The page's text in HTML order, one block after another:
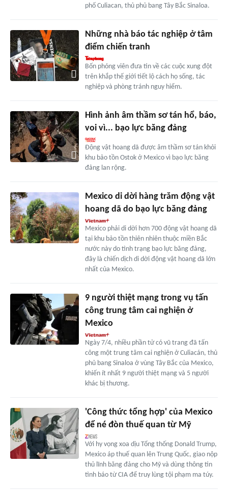
phố Culiacan, thủ phủ bang Tây Bắc Sinaloa.
Những nhà báo tác nghiệp ở tâm
điểm chiến tranh
Bốn phóng viên đưa tin về các cuộc xung đột
trên khắp thế giới tiết lộ cách họ sống, tác
nghiệp và phòng tránh nguy hiểm.
Hình ảnh âm thầm sơ tán hổ, báo,
voi vì... bạo lực băng đảng
Động vật hoang dã được âm thầm sơ tán khỏi
khu bảo tồn Ostok ở Mexico vì bạo lực băng
đảng lan rộng.
Mexico di dời hàng trăm động vật
hoang dã do bạo lực băng đảng
Mexico phải di dời hơn 700 động vật hoang dã
tại khu bảo tồn thiên nhiên thuộc miền Bắc
nước này do tình trạng bạo lực băng đảng,
đây là chiến dịch di dời động vật hoang dã lớn
nhất của Mexico.
9 người thiệt mạng trong vụ tấn
công trung tâm cai nghiện ở
Mexico
Ngày 7/4, nhiều phần tử có vũ trang đã tấn
công một trung tâm cai nghiện ở Culiacán, thủ
phủ bang Sinaloa ở vùng Tây Bắc của Mexico,
khiến ít nhất 9 người thiệt mạng và 5 người
khác bị thương.
'Công thức tổng hợp' của Mexico
để né đòn thuế quan từ Mỹ
Với hy vọng xoa dịu Tổng thống Donald Trump,
Mexico áp thuế quan lên Trung Quốc, giao nộp
thủ lĩnh băng đảng cho Mỹ và dùng thông tin
tình báo từ CIA để truy lùng tội phạm ma túy.